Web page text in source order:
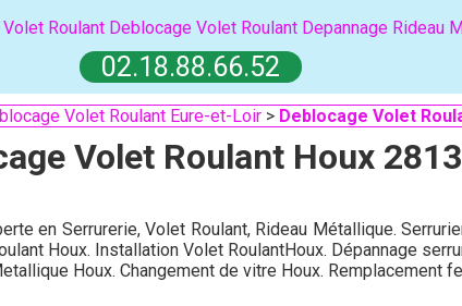
Roulant Deblocage Volet Roulant Depannage Rideau
02.18.88.66.52
Volet Roulant Eure-et-Loir > Deblocage Volet
Volet Roulant Houx
en Serrurerie, Volet Roulant, Rideau Métallique.
Houx. Installation Volet RoulantHoux. Dépannage
Houx. Changement de vitre Houx. Remplacement